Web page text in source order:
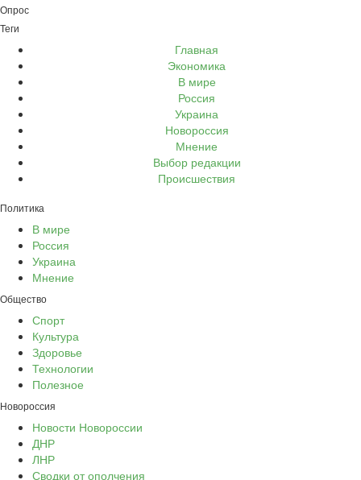
Опрос
Теги
Главная
Экономика
В мире
Россия
Украина
Новороссия
Мнение
Выбор редакции
Происшествия
Политика
В мире
Россия
Украина
Мнение
Общество
Спорт
Культура
Здоровье
Технологии
Полезное
Новороссия
Новости Новороссии
ДНР
ЛНР
Сводки от ополчения